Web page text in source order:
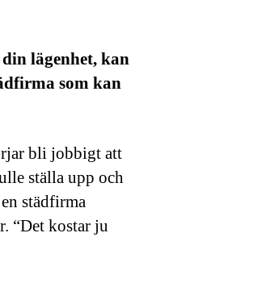
lägenhet, kan
som kan
bli jobbigt att
ställa upp och
städfirma
“Det kostar ju